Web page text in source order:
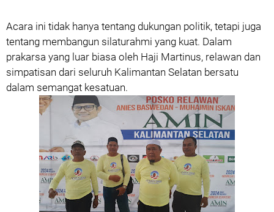
Acara ini tidak hanya tentang dukungan politik, tetapi juga
tentang membangun silaturahmi yang kuat. Dalam
prakarsa yang luar biasa oleh Haji Martinus, relawan dan
simpatisan dari seluruh Kalimantan Selatan bersatu
dalam semangat kesatuan.